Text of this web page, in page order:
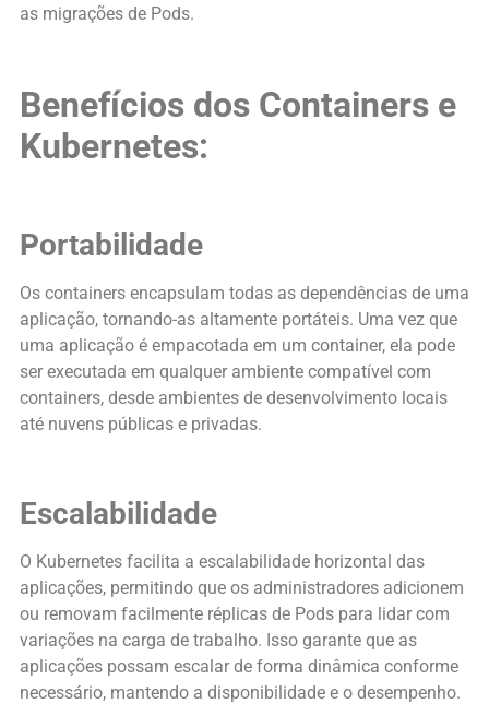
as migrações de Pods.
Benefícios dos Containers e
Kubernetes:
Portabilidade
Os containers encapsulam todas as dependências de uma
aplicação, tornando-as altamente portáteis. Uma vez que
uma aplicação é empacotada em um container, ela pode
ser executada em qualquer ambiente compatível com
containers, desde ambientes de desenvolvimento locais
até nuvens públicas e privadas.
Escalabilidade
O Kubernetes facilita a escalabilidade horizontal das
aplicações, permitindo que os administradores adicionem
ou removam facilmente réplicas de Pods para lidar com
variações na carga de trabalho. Isso garante que as
aplicações possam escalar de forma dinâmica conforme
necessário, mantendo a disponibilidade e o desempenho.